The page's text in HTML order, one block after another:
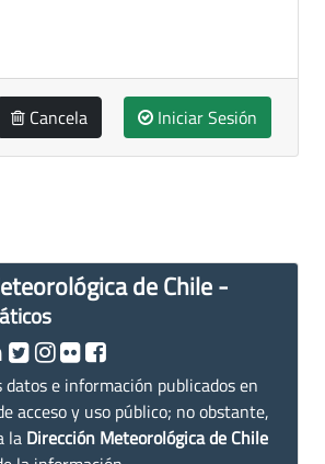
Cancela Iniciar Sesión
de Chile -
datos e información publicados en
acceso y uso público; no obstante,
la Dirección Meteorológica de Chile